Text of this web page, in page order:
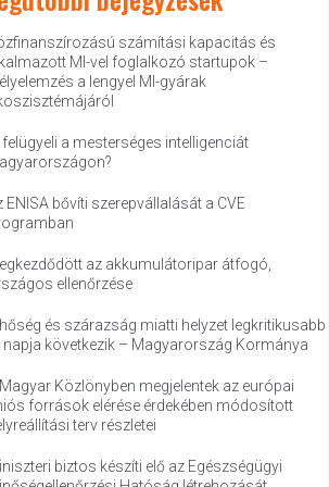
számítási kapacitás és
MI-vel foglalkozó startupok –
a lengyel MI-gyárak
felügyeli a mesterséges intelligenciát
ENISA bővíti szerepvállalását a CVE
az akkumulátoripar átfogó,
ellenőrzése
és szárazság miatti helyzet legkritikusabb
napja következik – Magyarország Kormánya
Közlönyben megjelentek az európai
források elérése érdekében módosított
terv részletei
biztos készíti elő az Egészségügyi